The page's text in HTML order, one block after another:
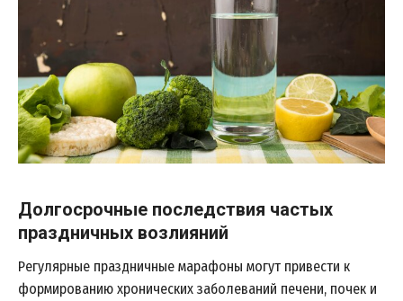
Долгосрочные последствия частых
праздничных возлияний
Регулярные праздничные марафоны могут привести к
формированию хронических заболеваний печени, почек и